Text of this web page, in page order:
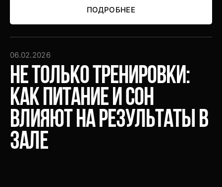
ПОДРОБНЕЕ
06.02.2026
Не только тренировки:
как питание и сон
влияют на результаты в
зале